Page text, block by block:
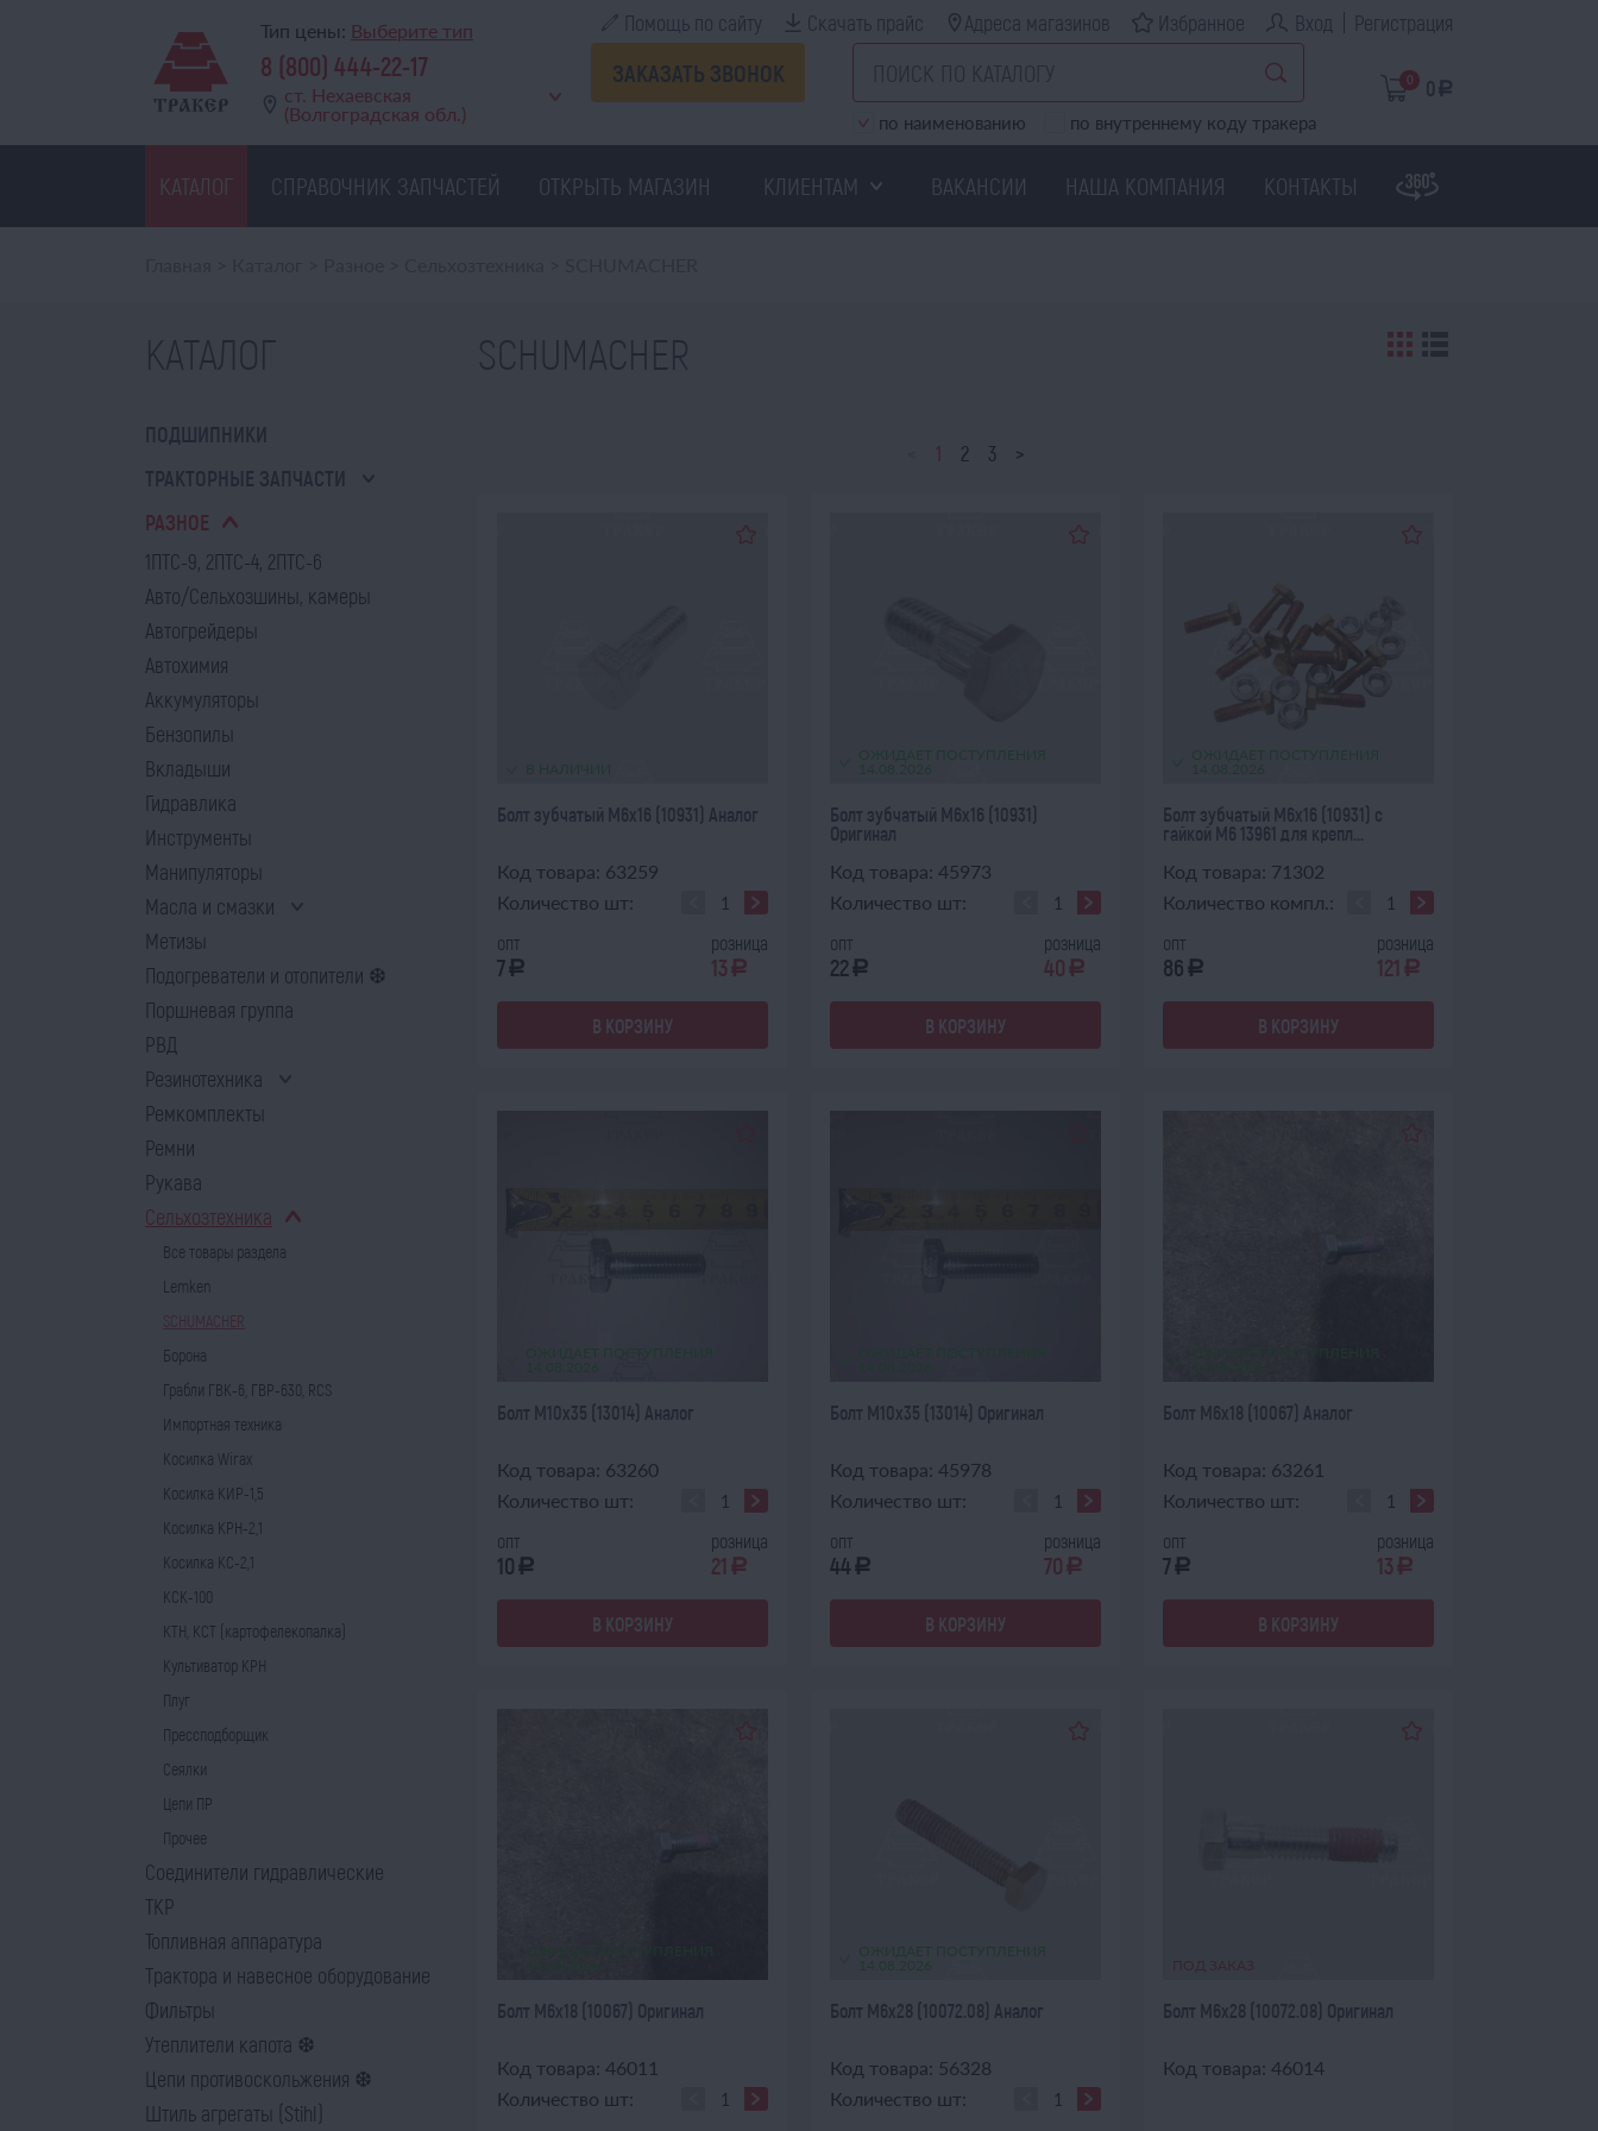
Тип цены: Выберите тип
8 (800) 444-22-17
ст. Нехаевская
(Волгоградская обл.)
Помощь по сайту Скачать прайс Адреса магазинов Избранное Вход Регистрация
ЗАКАЗАТЬ ЗВОНОК
по наименованию по внутреннему коду тракера
0 0 a
КАТАЛОГ СПРАВОЧНИК ЗАПЧАСТЕЙ ОТКРЫТЬ МАГАЗИН КЛИЕНТАМ ВАКАНСИИ НАША КОМПАНИЯ КОНТАКТЫ
КАТАЛОГ
ПОДШИПНИКИ
ТРАКТОРНЫЕ ЗАПЧАСТИ
РАЗНОЕ
1ПТС-9, 2ПТС-4, 2ПТС-6
Авто/Сельхозшины, камеры
Автогрейдеры
Автохимия
Аккумуляторы
Бензопилы
Вкладыши
Гидравлика
Инструменты
Манипуляторы
Масла и смазки
Метизы
Подогреватели и отопители ❆
Поршневая группа
РВД
Резинотехника
Ремкомплекты
Ремни
Рукава
Сельхозтехника
Все товары раздела
Lemken
SCHUMACHER
Борона
Грабли ГВК-6, ГВР-630, RCS
Импортная техника
Косилка Wirax
Косилка КИР-1,5
Косилка КРН-2,1
Косилка КС-2,1
КСК-100
КТН, КСТ (картофелекопалка)
Культиватор КРН
Плуг
Прессподборщик
Сеялки
Цепи ПР
Прочее
Соединители гидравлические
ТКР
Топливная аппаратура
Трактора и навесное оборудование
Фильтры
Утеплители капота ❆
Цепи противоскольжения ❆
Штиль агрегаты (Stihl)
SCHUMACHER
1 2 3 >
В НАЛИЧИИ
Болт зубчатый М6х16 (10931) Аналог
Код товара: 63259
Количество шт:
опт
7a
розница
13 a
В КОРЗИНУ
ОЖИДАЕТ ПОСТУПЛЕНИЯ
14.08.2026
Болт зубчатый М6х16 (10931)
Оригинал
Код товара: 45973
Количество шт:
опт
22a
розница
40 a
В КОРЗИНУ
ОЖИДАЕТ ПОСТУПЛЕНИЯ
14.08.2026
Болт зубчатый М6х16 (10931) с
гайкой М6 13961 для крепл...
Код товара: 71302
Количество компл.:
опт
86 a
розница
121 a
В КОРЗИНУ
Болт М10х35 (13014) Аналог
Код товара: 63260
Количество шт:
опт
10 a
розница
21 a
В КОРЗИНУ
Болт М10х35 (13014) Оригинал
Код товара: 45978
Количество шт:
опт
44 a
розница
70 a
В КОРЗИНУ
Болт М6х18 (10067) Аналог
Код товара: 63261
Количество шт:
опт
7a
розница
13 a
В КОРЗИНУ
Болт М6х18 (10067) Оригинал
Код товара: 46011
Количество шт:
ОЖИДАЕТ ПОСТУПЛЕНИЯ
14.08.2026
Болт М6х28 (10072.08) Аналог
Код товара: 56328
Количество шт:
Болт М6х28 (10072.08) Оригинал
Код товара: 46014